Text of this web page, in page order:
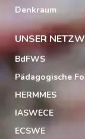
Denkraum
UNSER
BdFWS
Pädagogische
HERMMES
IASWECE
ECSWE